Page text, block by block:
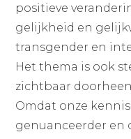
positieve
gelijkheid en
transgender en
Het thema is ook
zichtbaar
Omdat onze
genuanceerder en